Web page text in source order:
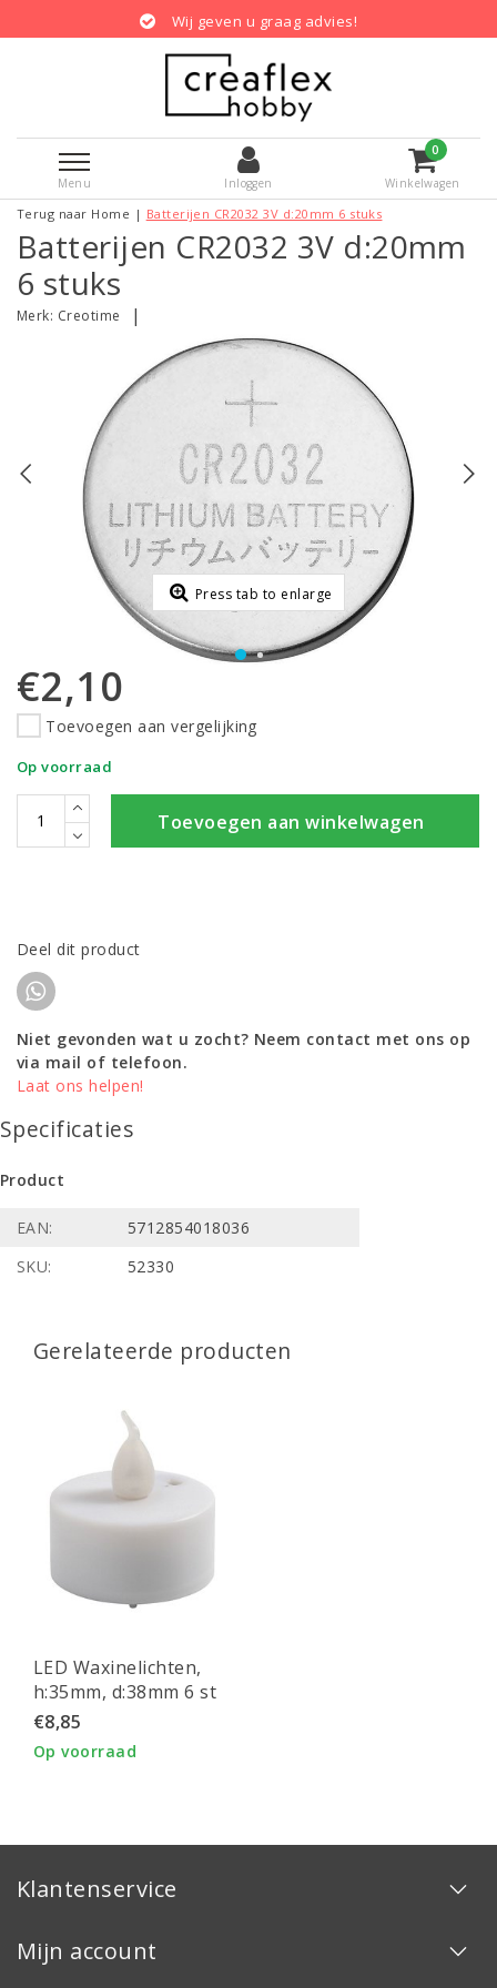
Wij geven u graag advies!
Menu Inloggen
0
Winkelwagen
Terug naar Home | Batterijen CR2032 3V d:20mm 6 stuks
Batterijen CR2032 3V d:20mm
6 stuks
Merk: Creotime |
Press tab to enlarge
€2,10
Toevoegen aan vergelijking
Op voorraad
Toevoegen aan winkelwagen
Deel dit product
Niet gevonden wat u zocht? Neem contact met ons op
via mail of telefoon.
Laat ons helpen!
Specificaties
Product
EAN:
5712854018036
SKU:
52330
Gerelateerde producten
LED Waxinelichten,
h:35mm, d:38mm 6 st
€8,85
Op voorraad
Klantenservice
Mijn account